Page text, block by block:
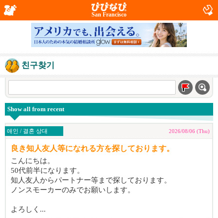
San Francisco
친구찾기
Show all from recent
애인 / 결혼 상대 2026/08/06 (Thu)
良き知人友人等になれる方を探しております。
こんにちは。
50代前半になります。
知人友人からパートナー等まで探しております。
ノンスモーカーのみでお願いします。
よろしく...